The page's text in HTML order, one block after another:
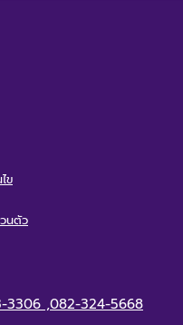
ข
นตัว
3306 ,082-324-5668